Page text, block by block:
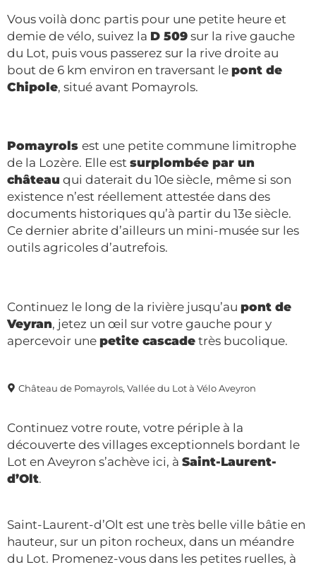
Château de Pomayrols, Vallée du Lot à Vélo Aveyron
Vous voilà donc partis pour une petite heure et
demie de vélo, suivez la D 509 sur la rive gauche
du Lot, puis vous passerez sur la rive droite au
bout de 6 km environ en traversant le pont de
Chipole, situé avant Pomayrols.
Pomayrols est une petite commune limitrophe
de la Lozère. Elle est surplombée par un
château qui daterait du 10e siècle, même si son
existence n’est réellement attestée dans des
documents historiques qu’à partir du 13e siècle.
Ce dernier abrite d’ailleurs un mini-musée sur les
outils agricoles d’autrefois.
Continuez le long de la rivière jusqu’au pont de
Veyran, jetez un œil sur votre gauche pour y
apercevoir une petite cascade très bucolique.
Continuez votre route, votre périple à la
découverte des villages exceptionnels bordant le
Lot en Aveyron s’achève ici, à Saint-Laurent-
d’Olt.
Saint-Laurent-d’Olt est une très belle ville bâtie en
hauteur, sur un piton rocheux, dans un méandre
du Lot. Promenez-vous dans les petites ruelles, à